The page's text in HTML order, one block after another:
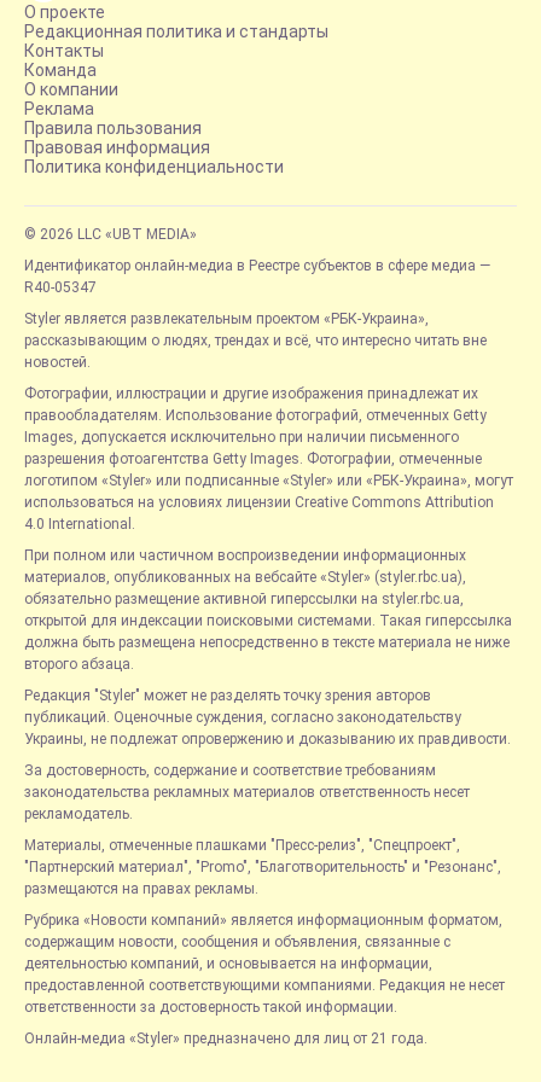
О проекте
Редакционная политика и стандарты
Контакты
Команда
О компании
Реклама
Правила пользования
Правовая информация
Политика конфиденциальности
© 2026 LLC «UBT MEDIA»
Идентификатор онлайн-медиа в Реестре субъектов в сфере медиа —
R40-05347
Styler является развлекательным проектом «РБК-Украина»,
рассказывающим о людях, трендах и всё, что интересно читать вне
новостей.
Фотографии, иллюстрации и другие изображения принадлежат их
правообладателям. Использование фотографий, отмеченных Getty
Images, допускается исключительно при наличии письменного
разрешения фотоагентства Getty Images. Фотографии, отмеченные
логотипом «Styler» или подписанные «Styler» или «РБК-Украина», могут
использоваться на условиях лицензии Creative Commons Attribution
4.0 International.
При полном или частичном воспроизведении информационных
материалов, опубликованных на вебсайте «Styler» (styler.rbc.ua),
обязательно размещение активной гиперссылки на styler.rbc.ua,
открытой для индексации поисковыми системами. Такая гиперссылка
должна быть размещена непосредственно в тексте материала не ниже
второго абзаца.
Редакция "Styler" может не разделять точку зрения авторов
публикаций. Оценочные суждения, согласно законодательству
Украины, не подлежат опровержению и доказыванию их правдивости.
За достоверность, содержание и соответствие требованиям
законодательства рекламных материалов ответственность несет
рекламодатель.
Материалы, отмеченные плашками "Пресс-релиз", "Спецпроект",
"Партнерский материал", "Promo", "Благотворительность" и "Резонанс",
размещаются на правах рекламы.
Рубрика «Новости компаний» является информационным форматом,
содержащим новости, сообщения и объявления, связанные с
деятельностью компаний, и основывается на информации,
предоставленной соответствующими компаниями. Редакция не несет
ответственности за достоверность такой информации.
Онлайн-медиа «Styler» предназначено для лиц от 21 года.